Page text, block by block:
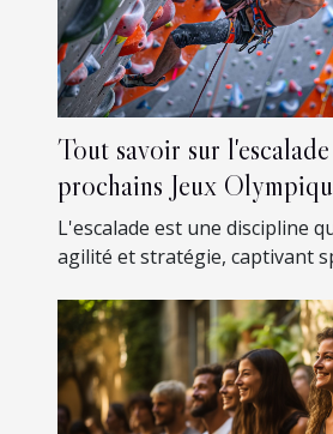
Tout savoir sur
prochains Jeux
L'escalade est une discipline
agilité et stratégie, captivant